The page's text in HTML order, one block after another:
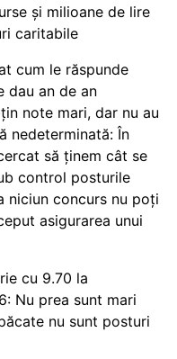
și milioane de lire
caritabile
cum le răspunde
dau an de an
note mari, dar nu au
nedeterminată: În
să ținem cât se
control posturile
niciun concurs nu poți
asigurarea unui
cu 9.70 la
Nu prea sunt mari
nu sunt posturi